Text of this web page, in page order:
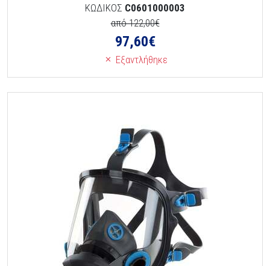
ΚΩΔΙΚΟΣ C0601000003
από 122,00€
97,60€
Εξαντλήθηκε